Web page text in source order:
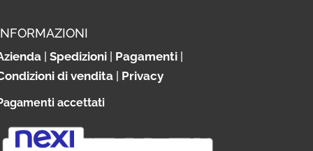
| Spedizioni| Pagamenti|
di vendita| Privacy
accettati